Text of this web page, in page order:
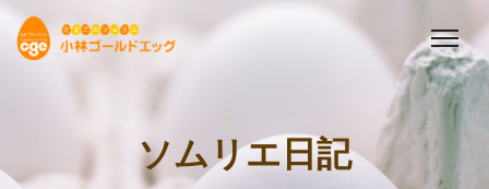
ソムリエ日記